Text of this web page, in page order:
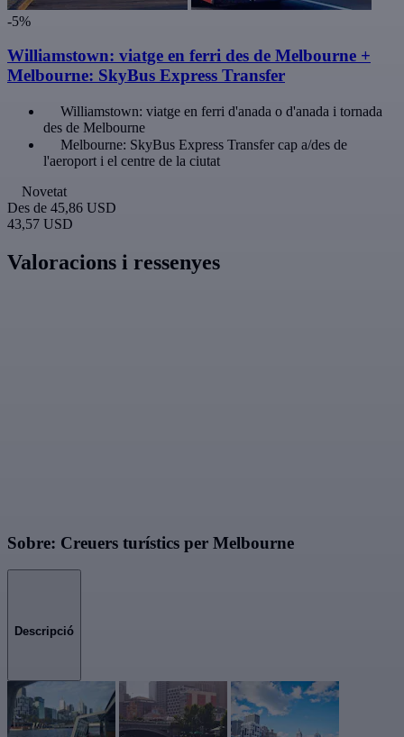
-5%
Williamstown: viatge en ferri des de Melbourne +
Melbourne: SkyBus Express Transfer
Williamstown: viatge en ferri d'anada o d'anada i tornada
des de Melbourne
Melbourne: SkyBus Express Transfer cap a/des de
l'aeroport i el centre de la ciutat
Novetat
Des de 45,86 USD
43,57 USD
Valoracions i ressenyes
Sobre: Creuers turístics per Melbourne
Descripció